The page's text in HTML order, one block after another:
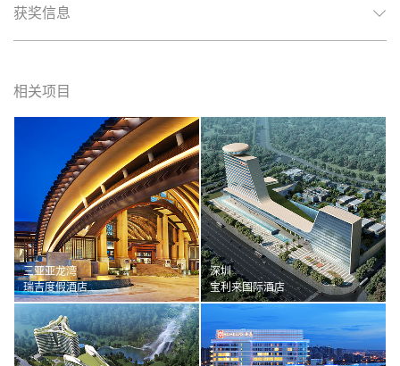
获奖信息
相关项目
三亚亚龙湾
瑞吉度假酒店
深圳
宝利来国际酒店